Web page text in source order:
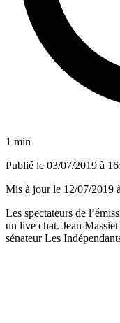
1 min
Publié le 03/07/2019 à
Mis à jour le 12/07/2019
Les spectateurs de
un live chat. Jean
sénateur Les